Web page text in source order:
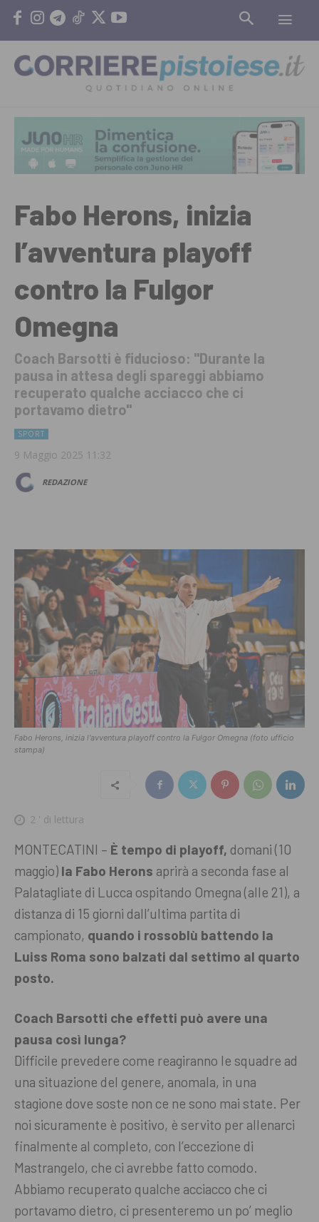
Fabo Herons, inizia
l’avventura playoff
contro la Fulgor
Omegna
Coach Barsotti è fiducioso: "Durante la
pausa in attesa degli spareggi abbiamo
recuperato qualche acciacco che ci
portavamo dietro"
SPORT
9 Maggio 2025 11:32
REDAZIONE
Fabo Herons, inizia l'avventura playoff contro la Fulgor Omegna (foto ufficio
stampa)
2 ' di lettura
MONTECATINI – È tempo di playoff, domani (10
maggio) la Fabo Herons aprirà a seconda fase al
Palatagliate di Lucca ospitando Omegna (alle 21), a
distanza di 15 giorni dall’ultima partita di
campionato, quando i rossoblù battendo la
Luiss Roma sono balzati dal settimo al quarto
posto.
Coach Barsotti che effetti può avere una
pausa così lunga?
Difficile prevedere come reagiranno le squadre ad
una situazione del genere, anomala, in una
stagione dove soste non ce ne sono mai state. Per
noi sicuramente è positivo, è servito per allenarci
finalmente al completo, con l’eccezione di
Mastrangelo, che ci avrebbe fatto comodo.
Abbiamo recuperato qualche acciacco che ci
portavamo dietro, ci presenteremo un po’ meglio